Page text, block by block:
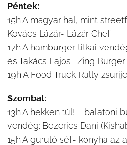
Péntek:
15h A magyar hal, mint
Kovács Lázár- Lázár Chef
17h A hamburger titkai
és Takács Lajos- Zing Burger
19h A Food Truck Rally
Szombat:
13h A hekken túl! – balatoni
vendég: Bezerics Dani
15h A guruló séf- konyha az